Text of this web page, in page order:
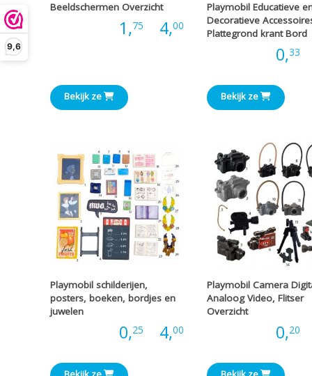
9,6
Beeldschermen Overzicht
1,75 4,00Prijsklasse:
€4,00
Bekijk ze
Playmobil Educatieve
Decoratieve
Plattegrond krant Bord
0,33
Bekijk ze
Playmobil schilderijen,
posters, boeken, bordjes en
juwelen
0,25 4,00Prijsklasse:
€0,25
Playmobil Camera
Analoog Video, Flitser
Overzicht
0,20